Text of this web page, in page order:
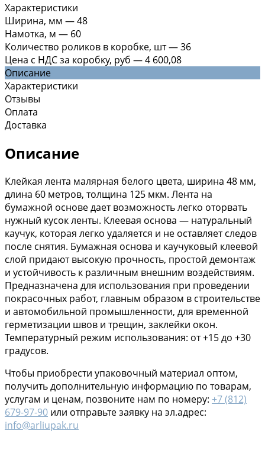
Характеристики
Ширина, мм —48
Намотка, м — 60
Количество роликов в коробке, шт—36
Цена с НДС за коробку, руб —4 600,08
Описание
Характеристики
Отзывы
Оплата
Доставка
Описание
Клейкая лента малярная белого цвета, ширина 48 мм,
длина 60 метров, толщина 125 мкм. Лента на
бумажной основе дает возможность легко оторвать
нужный кусок ленты. Клеевая основа — натуральный
каучук, которая легко удаляется и не оставляет следов
после снятия. Бумажная основа и каучуковый клеевой
слой придают высокую прочность, простой демонтаж
и устойчивость к различным внешним воздействиям.
Предназначена для использования при проведении
покрасочных работ, главным образом в строительстве
и автомобильной промышленности, для временной
герметизации швов и трещин, заклейки окон.
Температурный режим использования: от +15 до +30
градусов.
Чтобы приобрести упаковочный материал оптом,
получить дополнительную информацию по товарам,
услугам и ценам, позвоните нам по номеру: +7 (812)
679-97-90 или отправьте заявку на эл.адрес:
info@arliupak.ru